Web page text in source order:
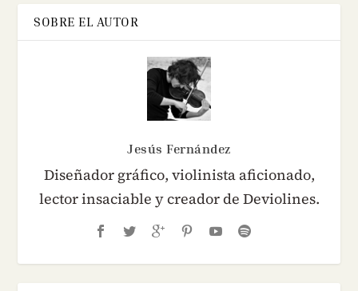
SOBRE EL AUTOR
Jesús Fernández
Diseñador gráfico, violinista aficionado,
lector insaciable y creador de Deviolines.